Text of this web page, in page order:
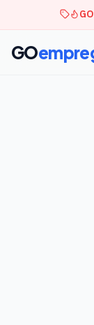
GO